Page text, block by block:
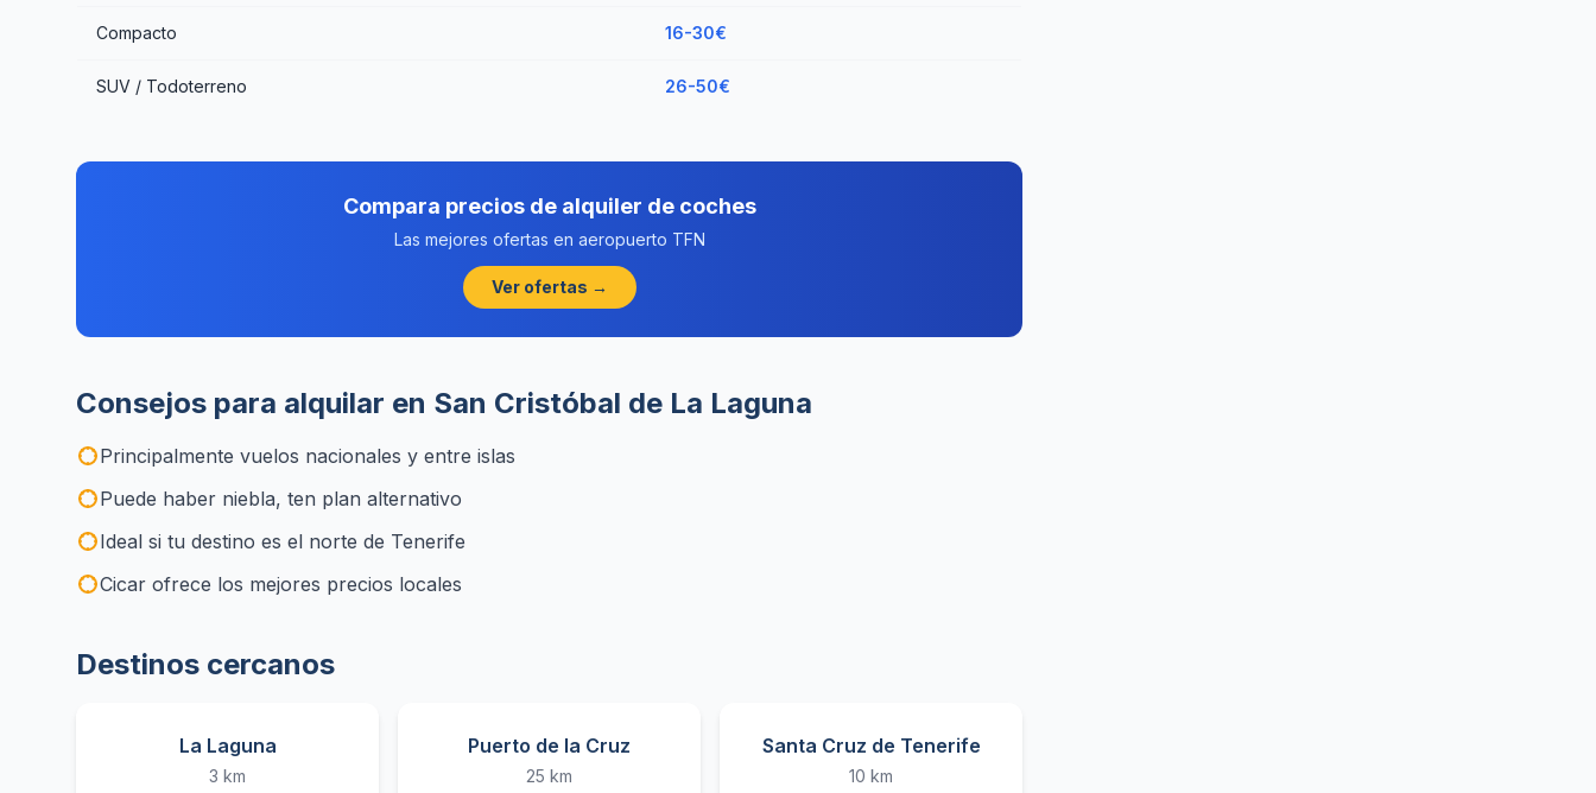
Compacto 16-30€
SUV / Todoterreno 26-50€
Compara precios de alquiler de coches
Las mejores ofertas en aeropuerto TFN
Ver ofertas →
Consejos para alquilar en San Cristóbal de La Laguna
Principalmente vuelos nacionales y entre islas
Puede haber niebla, ten plan alternativo
Ideal si tu destino es el norte de Tenerife
Cicar ofrece los mejores precios locales
Destinos cercanos
La Laguna
3 km
Puerto de la Cruz
25 km
Santa Cruz de Tenerife
10 km